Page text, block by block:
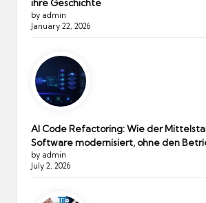
ihre Geschichte
by admin
January 22, 2026
AI Code Refactoring: Wie der
Software modernisiert, ohne den
by admin
July 2, 2026